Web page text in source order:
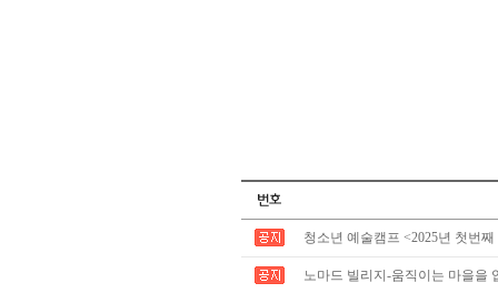
청소년 예술캠프 <2025년 첫번
노마드 빌리지-움직이는 마을을